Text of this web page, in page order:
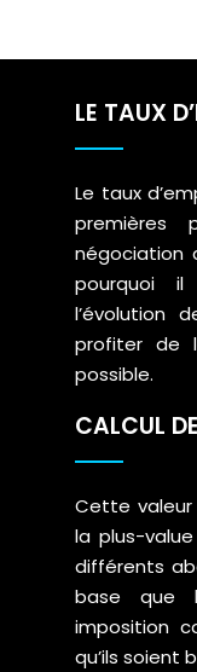
LE TAUX
Le taux
premières
négociation
pourquoi
l’évolution
profiter de
possible.
CALCUL
Cette valeur
la plus-
différents
base que
imposition
qu’ils soient